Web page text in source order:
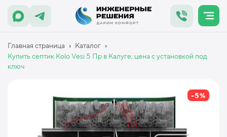
Главная страница › Каталог ›
Купить септик Kolo Vesi 5 Пр в Калуге; цена с установкой под
ключ
-5%